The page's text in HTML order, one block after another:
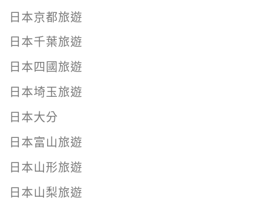
日本京都旅遊
日本千葉旅遊
日本四國旅遊
日本埼玉旅遊
日本大分
日本富山旅遊
日本山形旅遊
日本山梨旅遊